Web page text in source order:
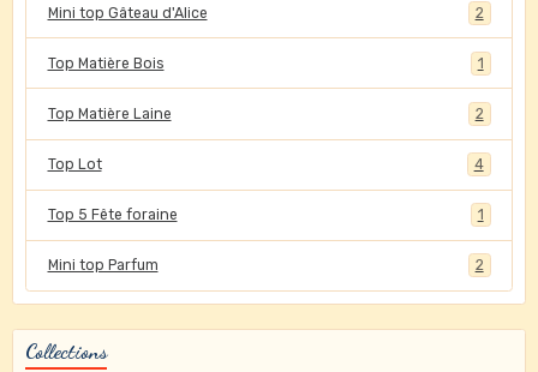
Mini top Gâteau d'Alice 2
Top Matière Bois 1
Top Matière Laine 2
Top Lot 4
Top 5 Fête foraine 1
Mini top Parfum 2
Collections